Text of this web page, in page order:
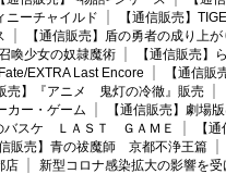
ニーチャイルド
【通信販売】
【通信販売】盾の勇者の成り上が
喚少女の奴隷魔術
【通信販売】
EXTRA Last Encore
【通信
売】『アニメ 鬼灯の冷徹』販売
カー・ゲーム
【通信販売】劇場
バスケ ＬＡＳＴ ＧＡＭＥ
【
信販売】青の祓魔師 京都不浄王篇
店
新型コロナ感染拡大の影響を